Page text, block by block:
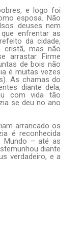
e logo foi
esposa. Não
deuses nem
enfrentar as
da cidade,
cristã, mas não
arrastar. Firme
de bois não
é muitas vezes
As chamas do
diante dela,
com vida tão
se deu no ano
arrancado os
é reconhecida
Mundo – até as
diante
verdadeiro, e a